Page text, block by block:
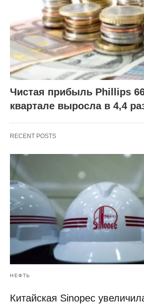
Чистая прибыль Phillips 66
квартале выросла в 4,4
RECENT POSTS
НЕФТЬ
Китайская Sinopec